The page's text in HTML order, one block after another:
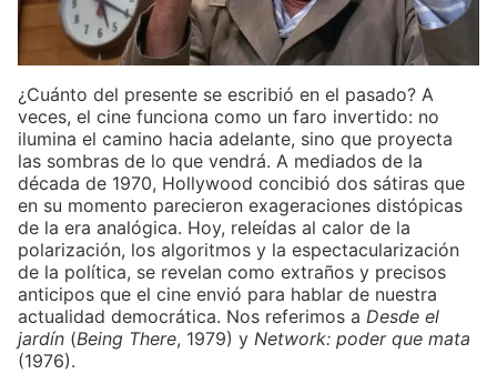
¿Cuánto del presente se escribió en el pasado? A
veces, el cine funciona como un faro invertido: no
ilumina el camino hacia adelante, sino que proyecta
las sombras de lo que vendrá. A mediados de la
década de 1970, Hollywood concibió dos sátiras que
en su momento parecieron exageraciones distópicas
de la era analógica. Hoy, releídas al calor de la
polarización, los algoritmos y la espectacularización
de la política, se revelan como extraños y precisos
anticipos que el cine envió para hablar de nuestra
actualidad democrática. Nos referimos a Desde el
jardín (Being There, 1979) y Network: poder que mata
(1976).